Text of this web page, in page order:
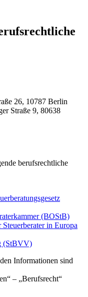
26, 10787 Berlin
Straße 9, 80638
berufsrechtliche
(BOStB)
in Europa
(StBVV)
Informationen sind
– „Berufsrecht“